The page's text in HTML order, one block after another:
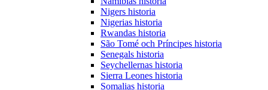
Nigers historia
Nigerias historia
Rwandas historia
São Tomé och Príncipes historia
Senegals historia
Seychellernas historia
Sierra Leones historia
Somalias historia